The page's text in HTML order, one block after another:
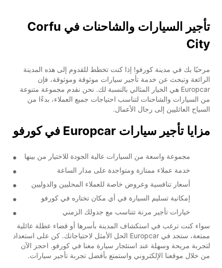
تأجير السيارات والشاحنات في Corfu
City
مرحبًا بك في مدينة كورفو! إذا كنت تخطط للقدوم إلى هذه المدينة
الرائعة وتبحث عن خدمة تأجير سيارات موثوقة وموثوقة، فإن
Europcar هي الخيار المثالي بالنسبة لك. نحن نقدم مجموعة متنوعة
من السيارات والشاحنات لتناسب احتياجات جميع العملاء، بدءًا من
السياح العائليين إلى رجال الأعمال.
مزايا تأجير سيارات Europcar في كورفو
مجموعة واسعة من السيارات عالية الجودة للاختيار من بينها
خدمة عملاء ممتازة ومتواجدة على مدار الساعة
أسعار تنافسية وعروض خاصة للعملاء المحليين والدوليين
إمكانية تسليم السيارة في أي مكان تختاره في كورفو
خيارات تأجير مرنة تتناسب مع جدولك الزمني
سواء كنت ترغب في استكشاف المدينة بأسرها أو قضاء عطلة عائلية
ممتعة، ستجد في Europcar الحل الأمثل لاحتياجاتك. كن على استعداد
لتجربة مريحة وسهلة عند استئجار سيارة معنا في كورفو. احجز الآن
من خلال موقعنا الإلكتروني واستمتع بأفضل تجربة تأجير سيارات.